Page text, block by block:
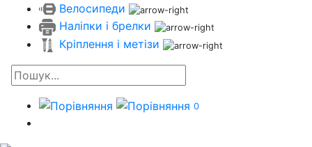
Велосипеди
Наліпки і брелки
Кріплення і метізи
0